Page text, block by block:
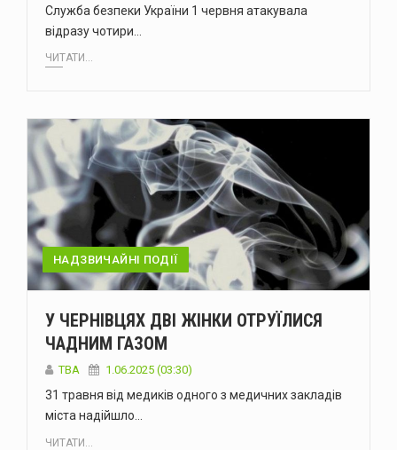
Служба безпеки України 1 червня атакувала
відразу чотири…
ЧИТАТИ...
НАДЗВИЧАЙНІ ПОДІЇ
У ЧЕРНІВЦЯХ ДВІ ЖІНКИ ОТРУЇЛИСЯ
ЧАДНИМ ГАЗОМ
ТВА 1.06.2025 (03:30)
31 травня від медиків одного з медичних закладів
міста надійшло…
ЧИТАТИ...